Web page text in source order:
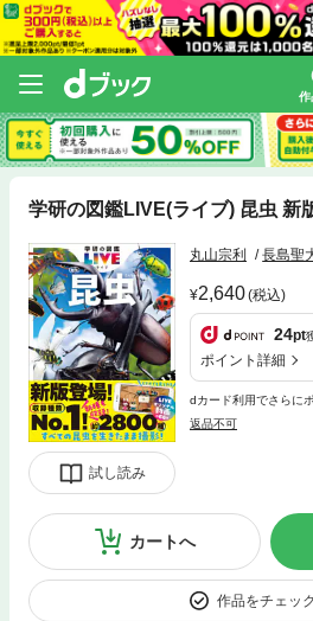
作
学研の図鑑LIVE(ライブ) 昆虫 新
試し読み
丸山宗利 長島聖
2,640(税込)
24pt
ポイント詳細
dカード利用でさらに
返品不可
カートへ
作品をチェッ